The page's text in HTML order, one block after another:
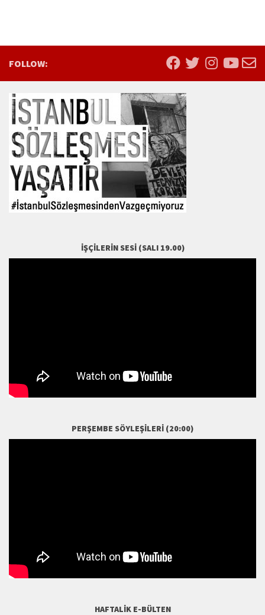
FOLLOW:
İŞÇILERIN SESI (SALI 19.00)
PERŞEMBE SÖYLEŞILERI (20:00)
HAFTALIK E-BÜLTEN